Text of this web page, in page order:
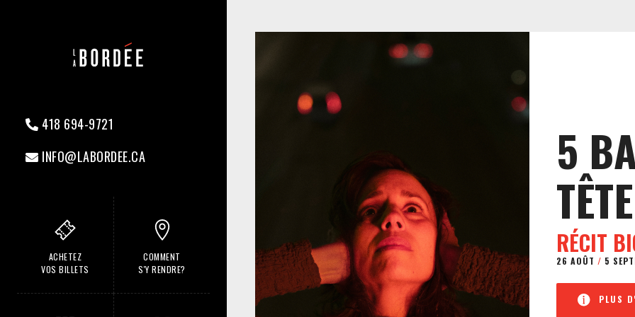
418 694-9721
INFO@LABORDEE.CA
ACHETEZ
VOS BILLETS
COMMENT
S'Y RENDRE?
5
TÊTE
RÉCIT
26 AOÛT / 5
PLUS